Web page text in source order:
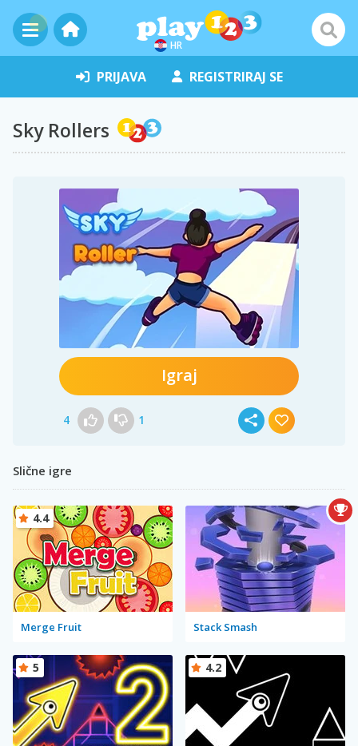
HR
PRIJAVA REGISTRIRAJ SE
Sky Rollers
Igraj
4 1
Slične igre
Merge Fruit
4.4
Stack Smash
5 4.2